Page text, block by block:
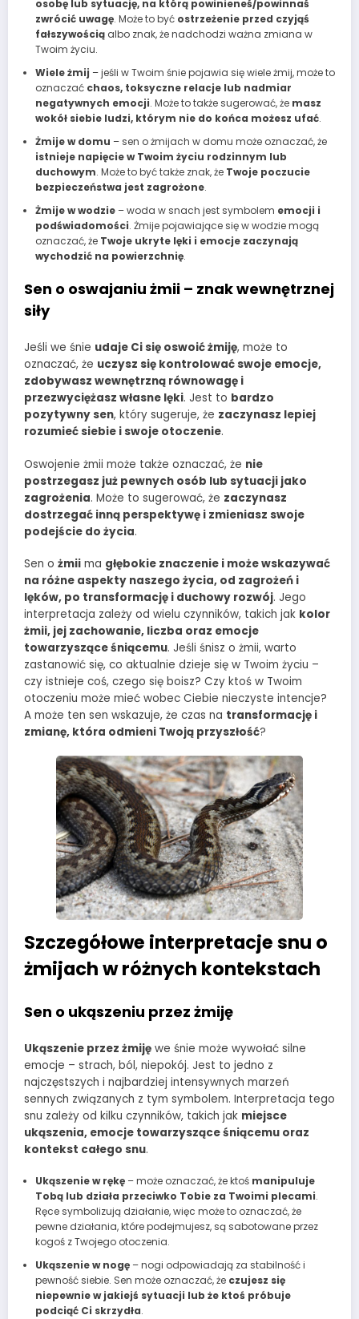
osobę lub sytuację, na którą powinieneś/powinnaś
zwrócić uwagę. Może to być ostrzeżenie przed czyjąś
fałszywościąalbo znak, że nadchodzi ważna zmiana w
Twoim życiu.
Wiele żmij – jeśli w Twoim śnie pojawia się wiele żmij, może to
oznaczać chaos, toksyczne relacje lub nadmiar
negatywnych emocji. Może to także sugerować, że masz
wokół siebie ludzi, którym nie do końca możesz ufać.
Żmije w domu – sen o żmijach w domu może oznaczać, że
istnieje napięcie w Twoim życiu rodzinnym lub
duchowym. Może to być także znak, że Twoje poczucie
bezpieczeństwa jest zagrożone.
Żmije w wodzie– woda w snach jest symbolem emocji i
podświadomości. Żmije pojawiające się w wodzie mogą
oznaczać, że Twoje ukryte lęki i emocje zaczynają
wychodzić na powierzchnię.
Sen o oswajaniu żmii – znak wewnętrznej
siły
Jeśli we śnie udaje Ci się oswoić żmiję, może to
oznaczać, że uczysz się kontrolować swoje emocje,
zdobywasz wewnętrzną równowagę i
przezwyciężasz własne lęki. Jest to bardzo
pozytywny sen, który sugeruje, że zaczynasz lepiej
rozumieć siebie i swoje otoczenie.
Oswojenie żmii może także oznaczać, że nie
postrzegasz już pewnych osób lub sytuacji jako
zagrożenia. Może to sugerować, że zaczynasz
dostrzegać inną perspektywę i zmieniasz swoje
podejście do życia.
Sen o żmii ma głębokie znaczenie i może wskazywać
na różne aspekty naszego życia, od zagrożeń i
lęków, po transformację i duchowy rozwój. Jego
interpretacja zależy od wielu czynników, takich jak kolor
żmii, jej zachowanie, liczba oraz emocje
towarzyszące śniącemu. Jeśli śnisz o żmii, warto
zastanowić się, co aktualnie dzieje się w Twoim życiu –
czy istnieje coś, czego się boisz? Czy ktoś w Twoim
otoczeniu może mieć wobec Ciebie nieczyste intencje?
A może ten sen wskazuje, że czas na transformację i
zmianę, która odmieni Twoją przyszłość?
Szczegółowe interpretacje snu o
żmijach w różnych kontekstach
Sen o ukąszeniu przez żmiję
Ukąszenie przez żmiję we śnie może wywołać silne
emocje – strach, ból, niepokój. Jest to jedno z
najczęstszych i najbardziej intensywnych marzeń
sennych związanych z tym symbolem. Interpretacja tego
snu zależy od kilku czynników, takich jak miejsce
ukąszenia, emocje towarzyszące śniącemu oraz
kontekst całego snu.
Ukąszenie w rękę– może oznaczać, że ktoś manipuluje
Tobą lub działa przeciwko Tobie za Twoimi plecami.
Ręce symbolizują działanie, więc może to oznaczać, że
pewne działania, które podejmujesz, są sabotowane przez
kogoś z Twojego otoczenia.
Ukąszenie w nogę– nogi odpowiadają za stabilność i
pewność siebie. Sen może oznaczać, że czujesz się
niepewnie w jakiejś sytuacji lub że ktoś próbuje
podciąć Ci skrzydła.